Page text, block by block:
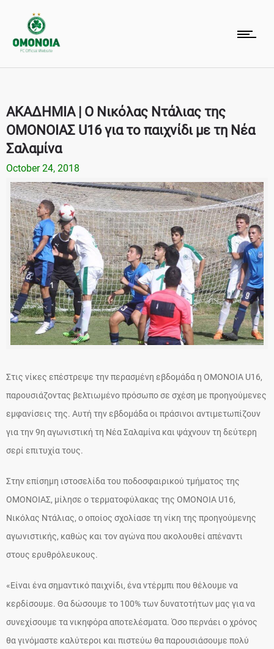
ΑΚΑΔΗΜΙΑ | Ο Νικόλας Ντάλιας της
ΟΜΟΝΟΙΑΣ U16 για το παιχνίδι με τη Νέα
Σαλαμίνα
October 24, 2018
Στις νίκες επέστρεψε την περασμένη εβδομάδα η ΟΜΟΝΟΙΑ U16,
παρουσιάζοντας βελτιωμένο πρόσωπο σε σχέση με προηγούμενες
εμφανίσεις της. Αυτή την εβδομάδα οι πράσινοι αντιμετωπίζουν
για την 9η αγωνιστική τη Νέα Σαλαμίνα και ψάχνουν τη δεύτερη
σερί επιτυχία τους.
Στην επίσημη ιστοσελίδα του ποδοσφαιρικού τμήματος της
ΟΜΟΝΟΙΑΣ, μίλησε ο τερματοφύλακας της ΟΜΟΝΟΙΑ U16,
Νικόλας Ντάλιας, ο οποίος σχολίασε τη νίκη της προηγούμενης
αγωνιστικής, καθώς και τον αγώνα που ακολουθεί απέναντι
στους ερυθρόλευκους.
«Είναι ένα σημαντικό παιχνίδι, ένα ντέρμπι που θέλουμε να
κερδίσουμε. Θα δώσουμε το 100% των δυνατοτήτων μας για να
συνεχίσουμε τα νικηφόρα αποτελέσματα. Όσο περνάει ο χρόνος
θα γινόμαστε καλύτεροι και πιστεύω θα παρουσιάσουμε πολύ